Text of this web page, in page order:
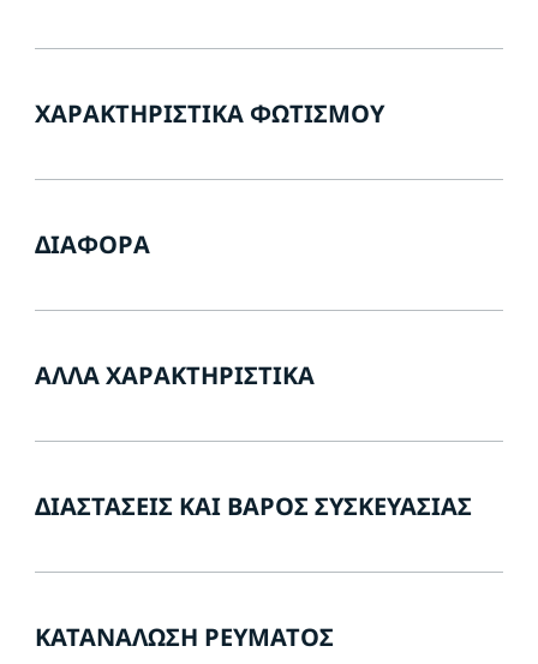
ΧΑΡΑΚΤΗΡΙΣΤΙΚΆ ΦΩΤΙΣΜΟΎ
ΔΙΆΦΟΡΑ
ΆΛΛΑ ΧΑΡΑΚΤΗΡΙΣΤΙΚΆ
ΔΙΑΣΤΆΣΕΙΣ ΚΑΙ ΒΆΡΟΣ ΣΥΣΚΕΥΑΣΊΑΣ
ΚΑΤΑΝΆΛΩΣΗ ΡΕΎΜΑΤΟΣ